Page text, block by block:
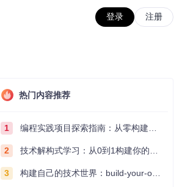
登录 注册
热门内容推荐
1 编程实践项目探索指南：从零构建技术能力体系
2 技术解构式学习：从0到1构建你的编程知识体系
3 构建自己的技术世界：build-your-own-x项目的实践探索指南